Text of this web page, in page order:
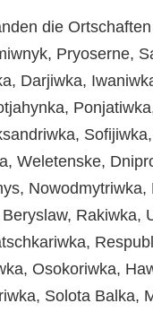
die
Pryoserne,
Darjiwka,
Weletenske,
Nowodmytriwka,
Rakiwka,
Osokoriwka,
Solota Balka,